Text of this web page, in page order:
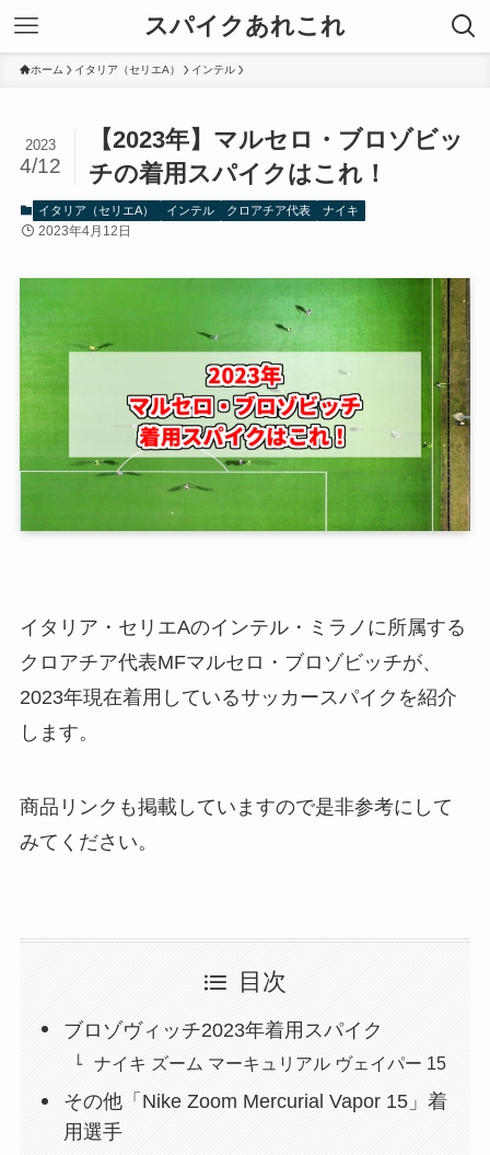
スパイクあれこれ
ホーム イタリア（セリエA） インテル
【2023年】マルセロ・ブロゾビッ
チの着用スパイクはこれ！
2023
4/12
イタリア（セリエA） インテル クロアチア代表 ナイキ
2023年4月12日
イタリア・セリエAのインテル・ミラノに所属する
クロアチア代表MFマルセロ・ブロゾビッチが、
2023年現在着用しているサッカースパイクを紹介
します。
商品リンクも掲載していますので是非参考にして
みてください。
目次
ブロゾヴィッチ2023年着用スパイク
ナイキ ズーム マーキュリアル ヴェイパー 15
その他「Nike Zoom Mercurial Vapor 15」着
用選手